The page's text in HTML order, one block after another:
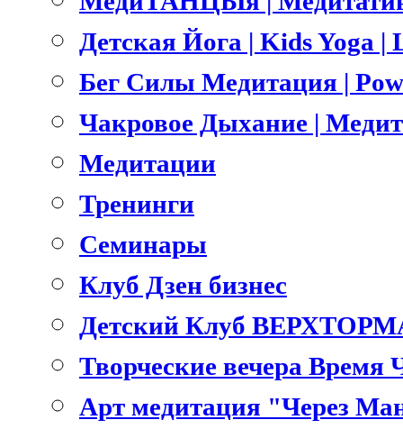
Детская Йога | Kids Yoga
Бег Силы Медитация |
Чакровое Дыхание |
Медитации
Тренинги
Семинары
Клуб Дзен бизнес
Детский Клуб
Творческие вечера
Арт медитация "Через